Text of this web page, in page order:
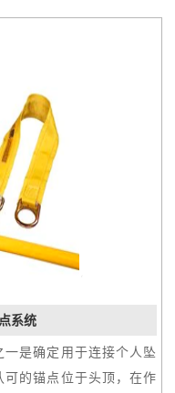
系统
是确定用于连接个人坠
的锚点位于头顶，在作